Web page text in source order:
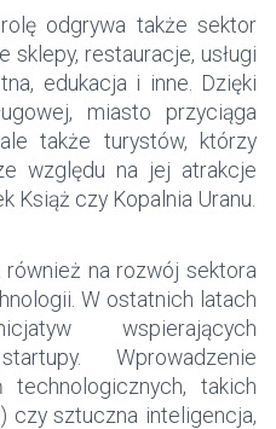
odgrywa także sektor
sklepy, restauracje, usługi
edukacja i inne. Dzięki
miasto przyciąga
także turystów, którzy
względu na jej atrakcje
Książ czy Kopalnia Uranu.
na rozwój sektora
W ostatnich latach
wspierających
Wprowadzenie
technologicznych, takich
czy sztuczna inteligencja,